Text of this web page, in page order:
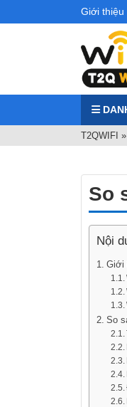
Giới thiệu
T2QWIFI »
So
Nội
Giới
So